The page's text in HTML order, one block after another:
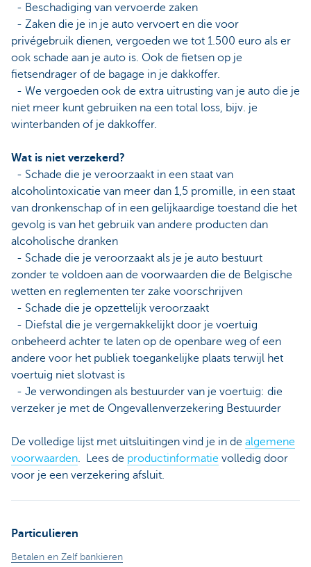
- Beschadiging van vervoerde zaken
- Zaken die je in je auto vervoert en die voor
privégebruik dienen, vergoeden we tot 1.500 euro als er
ook schade aan je auto is. Ook de fietsen op je
fietsendrager of de bagage in je dakkoffer.
- We vergoeden ook de extra uitrusting van je auto die je
niet meer kunt gebruiken na een total loss, bijv. je
winterbanden of je dakkoffer.
Wat is niet verzekerd?
- Schade die je veroorzaakt in een staat van
alcoholintoxicatie van meer dan 1,5 promille, in een staat
van dronkenschap of in een gelijkaardige toestand die het
gevolg is van het gebruik van andere producten dan
alcoholische dranken
- Schade die je veroorzaakt als je je auto bestuurt
zonder te voldoen aan de voorwaarden die de Belgische
wetten en reglementen ter zake voorschrijven
- Schade die je opzettelijk veroorzaakt
- Diefstal die je vergemakkelijkt door je voertuig
onbeheerd achter te laten op de openbare weg of een
andere voor het publiek toegankelijke plaats terwijl het
voertuig niet slotvast is
- Je verwondingen als bestuurder van je voertuig: die
verzeker je met de Ongevallenverzekering Bestuurder
De volledige lijst met uitsluitingen vind je in de algemene
voorwaarden. Lees de productinformatie volledig door
voor je een verzekering afsluit.
Particulieren
Betalen en Zelf bankieren